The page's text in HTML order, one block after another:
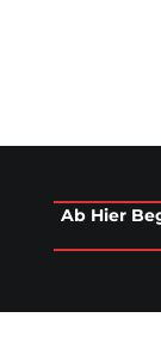
Ab Hier